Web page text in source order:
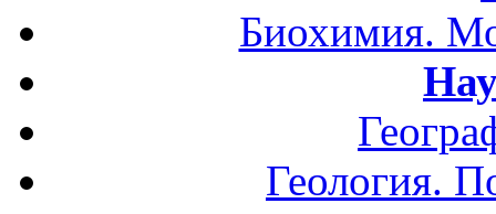
Биохимия.
Геология.